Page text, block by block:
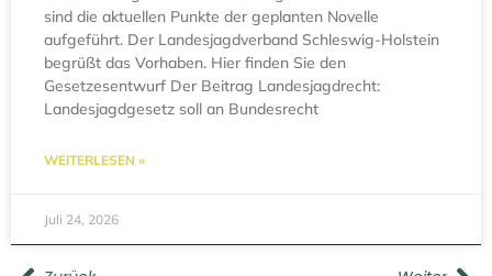
sind die aktuellen Punkte der geplanten Novelle
aufgeführt. Der Landesjagdverband Schleswig-Holstein
begrüßt das Vorhaben. Hier finden Sie den
Gesetzesentwurf Der Beitrag Landesjagdrecht:
Landesjagdgesetz soll an Bundesrecht
WEITERLESEN »
Juli 24, 2026